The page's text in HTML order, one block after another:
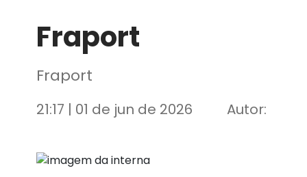
Fraport
Fraport
21:17 | 01 de jun de 2026 Autor: